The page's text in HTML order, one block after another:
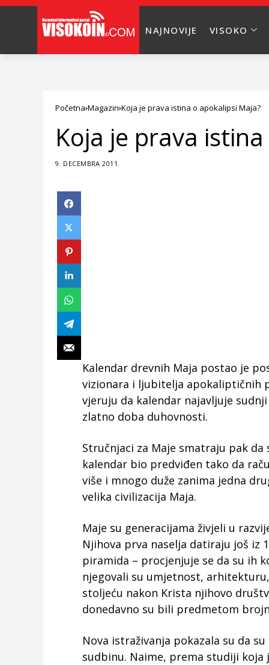
NAJNOVIJE VISOKO
Početna Magazin Koja je prava istina o apokalipsi Maja?
Koja je prava
9. DECEMBRA 2011.
Kalendar drevnih Maja postao je
vizionara i ljubitelja apokaliptičnih
vjeruju da kalendar najavljuje
zlatno doba duhovnosti.
Stručnjaci za Maje smatraju pak
kalendar bio predviđen tako da
više i mnogo duže zanima jedna
velika civilizacija Maja.
Maje su generacijama živjeli u
Njihova prva naselja datiraju još iz
piramida – procjenjuje se da su ih
njegovali su umjetnost,
stoljeću nakon Krista njihovo
donedavno su bili predmetom
Nova istraživanja pokazala su da
sudbinu. Naime, prema studiji